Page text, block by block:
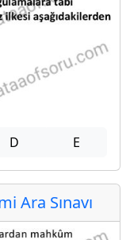
D E
Ara Sınavı